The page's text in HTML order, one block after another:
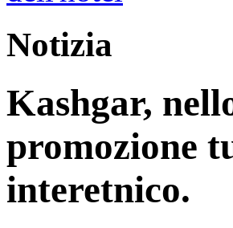
Notizia
Kashgar,
promozione
interetnico.